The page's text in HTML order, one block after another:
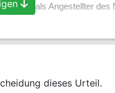
als Angestellter des
oder unentgeltlich zu
zu müssen.
dieses Urteil.